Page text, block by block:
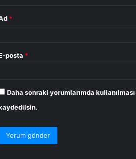
*
posta *
Daha sonraki yorumlarımda